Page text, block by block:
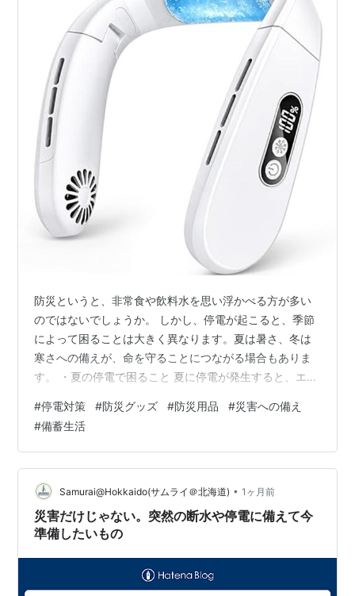
防災というと、非常食や飲料水を思い浮かべる方が多い
のではないでしょうか。 しかし、停電が起こると、季節
によって困ることは大きく異なります。夏は暑さ、冬は
寒さへの備えが、命を守ることにつながる場合もありま
す。 ・夏の停電で困ること 夏に停電が発生すると、エア
す。 近年は猛暑日も多く、熱中症のリスクが高まるため
注意が必要です。また、冷蔵庫が止まることで食品の保
存にも影響が出るほか、スマートフォンの充電が切れる
と情報収集や連絡手段を失う恐れもあります。 主に考え
られることは次のとおりです。 ・エアコン・扇風機が使
えない ・熱中症のリスクが高まる ・冷蔵…
#停電対策 #防災グッズ #防災用品 #災害への備え
#備蓄生活
Samurai@Hokkaido(サムライ＠北海道) • 1ヶ月前
災害だけじゃない。突然の断水や停電に備えて今
準備したいもの